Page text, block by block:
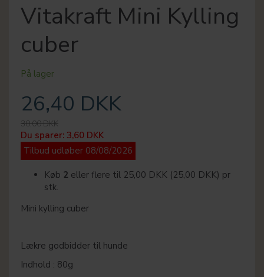
Vitakraft Mini Kylling
cuber
På lager
26,40 DKK
30,00 DKK
Du sparer: 3,60 DKK
Tilbud udløber 08/08/2026
Køb 2 eller flere til 25,00 DKK (25,00 DKK) pr
stk.
Mini kylling cuber
Lækre godbidder til hunde
Indhold : 80g